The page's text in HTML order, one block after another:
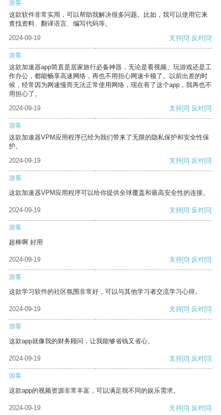
游客
这款软件非常实用，可以帮助我解决很多问题。比如，我可以使用它来
查找资料、翻译语言、编写代码等。
2024-09-19
支持[0] 反对[0]
游客
这款加速器app简直是居家旅行必备神器，无论是看视频、玩游戏还是工
作办公，都能畅享高速网络，再也不用担心网速卡顿了。以前出差的时
候，经常因为网速慢而无法正常使用网络，现在有了这个app，我再也不
用担心了。
2024-09-19
支持[0] 反对[0]
游客
这款加速器VPM应用程序已经为我们带来了无限的隐私保护和安全性保
护。
2024-09-19
支持[0] 反对[0]
游客
这款加速器VPM应用程序可以给你提供全球覆盖和最高安全性的连接。
2024-09-19 支持[0] 反对[0]
游客
超棒啊 好用
2024-09-19 支持[0] 反对[0]
游客
这款学习软件的社区氛围非常好，可以与其他学习者交流学习心得。
2024-09-19 支持[0] 反对[0]
游客
这款app就像我的财务顾问，让我能够省钱又省心。
2024-09-19 支持[0] 反对[0]
游客
这款app的视频资源非常丰富，可以满足我不同的娱乐需求。
2024-09-19 支持[0] 反对[0]